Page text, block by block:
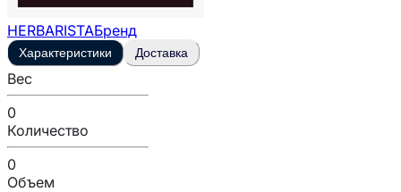
HERBARISTAБренд
Характеристики Доставка
Вес
0
Количество
0
Объем